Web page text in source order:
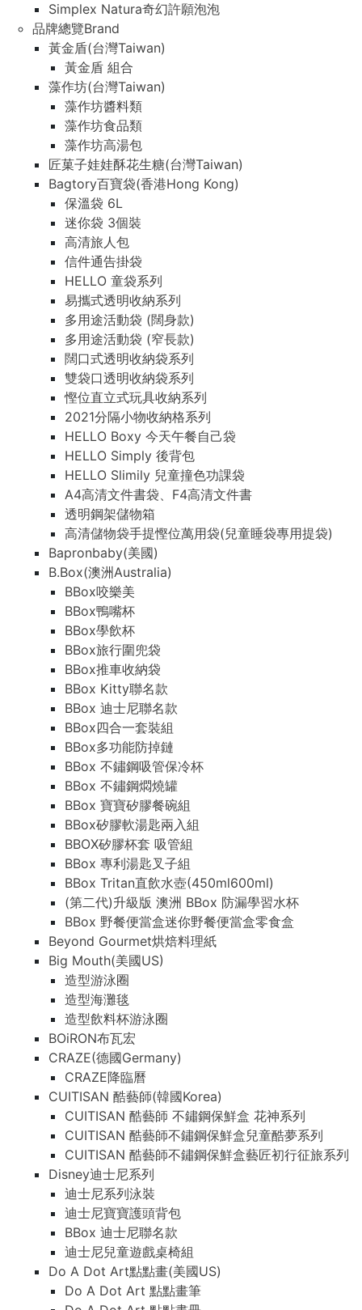
Simplex Natura奇幻許願泡泡
品牌總覽Brand
黃金盾(台灣Taiwan)
黃金盾 組合
藻作坊(台灣Taiwan)
藻作坊醬料類
藻作坊食品類
藻作坊高湯包
匠菓子娃娃酥花生糖(台灣Taiwan)
Bagtory百寶袋(香港Hong Kong)
保溫袋 6L
迷你袋 3個裝
高清旅人包
信件通告掛袋
HELLO 童袋系列
易攜式透明收納系列
多用途活動袋 (闊身款)
多用途活動袋 (窄長款)
闊口式透明收納袋系列
雙袋口透明收納袋系列
慳位直立式玩具收納系列
2021分隔小物收納格系列
HELLO Boxy 今天午餐自己袋
HELLO Simply 後背包
HELLO Slimily 兒童撞色功課袋
A4高清文件書袋、F4高清文件書
透明鋼架儲物箱
高清儲物袋手提慳位萬用袋(兒童睡袋專用提袋)
Bapronbaby(美國)
B.Box(澳洲Australia)
BBox咬樂美
BBox鴨嘴杯
BBox學飲杯
BBox旅行圍兜袋
BBox推車收納袋
BBox Kitty聯名款
BBox 迪士尼聯名款
BBox四合一套裝組
BBox多功能防掉鏈
BBox 不鏽鋼吸管保冷杯
BBox 不鏽鋼燜燒罐
BBox 寶寶矽膠餐碗組
BBox矽膠軟湯匙兩入組
BBOX矽膠杯套 吸管組
BBox 專利湯匙叉子組
BBox Tritan直飲水壺(450ml600ml)
(第二代)升級版 澳洲 BBox 防漏學習水杯
BBox 野餐便當盒迷你野餐便當盒零食盒
Beyond Gourmet烘焙料理紙
Big Mouth(美國US)
造型游泳圈
造型海灘毯
造型飲料杯游泳圈
BOiRON布瓦宏
CRAZE(德國Germany)
CRAZE降臨曆
CUITISAN 酷藝師(韓國Korea)
CUITISAN 酷藝師 不鏽鋼保鮮盒 花神系列
CUITISAN 酷藝師不鏽鋼保鮮盒兒童酷夢系列
CUITISAN 酷藝師不鏽鋼保鮮盒藝匠初行征旅系列
Disney迪士尼系列
迪士尼系列泳裝
迪士尼寶寶護頭背包
BBox 迪士尼聯名款
迪士尼兒童遊戲桌椅組
Do A Dot Art點點畫(美國US)
Do A Dot Art 點點畫筆